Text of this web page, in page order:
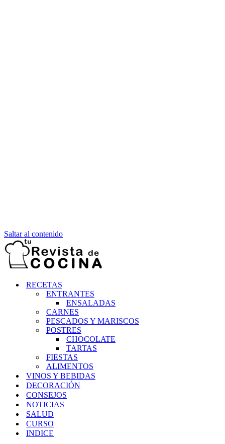
Saltar al contenido
RECETAS
ENTRANTES
ENSALADAS
CARNES
PESCADOS Y MARISCOS
POSTRES
CHOCOLATE
TARTAS
FIESTAS
ALIMENTOS
VINOS Y BEBIDAS
DECORACIÓN
CONSEJOS
NOTICIAS
SALUD
CURSO
INDICE